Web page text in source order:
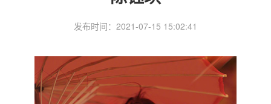
发布时间：2021-07-15 15:02:41